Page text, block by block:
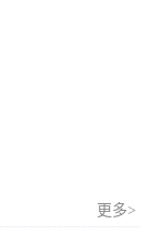
更多>